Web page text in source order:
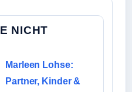
NICHT
Marleen Lohse:
Partner, Kinder &